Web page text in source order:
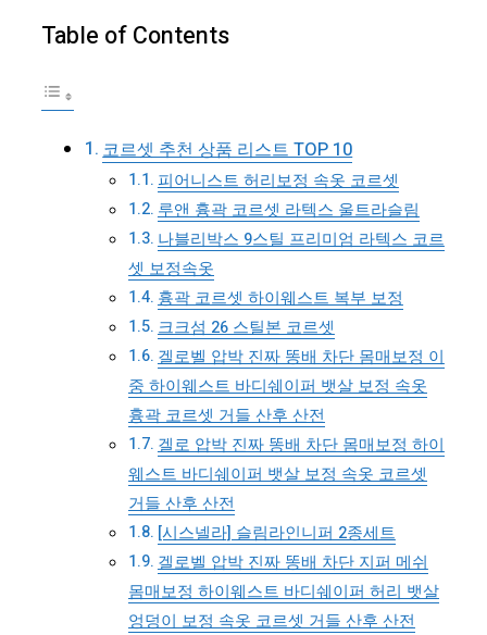
Table of Contents
코르셋 추천 상품 리스트 TOP 10
피어니스트 허리보정 속옷 코르셋
루앤 흉곽 코르셋 라텍스 울트라슬림
나블리박스 9스틸 프리미엄 라텍스 코르
셋 보정속옷
흉곽 코르셋 하이웨스트 복부 보정
크크섬 26 스틸본 코르셋
겔로벨 압박 진짜 똥배 차단 몸매보정 이
중 하이웨스트 바디쉐이퍼 뱃살 보정 속옷
흉곽 코르셋 거들 산후 산전
겔로 압박 진짜 똥배 차단 몸매보정 하이
웨스트 바디쉐이퍼 뱃살 보정 속옷 코르셋
거들 산후 산전
[시스넬라] 슬림라인니퍼 2종세트
겔로벨 압박 진짜 똥배 차단 지퍼 메쉬
몸매보정 하이웨스트 바디쉐이퍼 허리 뱃살
엉덩이 보정 속옷 코르셋 거들 산후 산전